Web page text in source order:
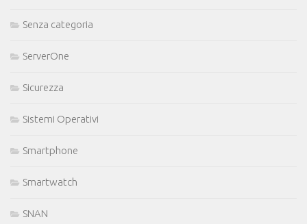
Senza categoria
ServerOne
Sicurezza
Sistemi Operativi
Smartphone
Smartwatch
SNAN